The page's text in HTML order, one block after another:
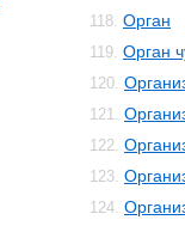
118. Орган
119. Орган
120.
121.
122.
123.
124.